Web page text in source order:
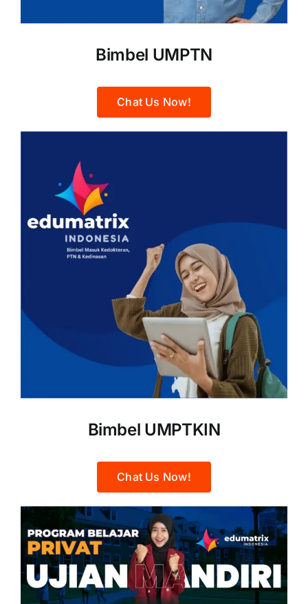
Bimbel UMPTN
Chat Us Now!
Bimbel UMPTKIN
Chat Us Now!